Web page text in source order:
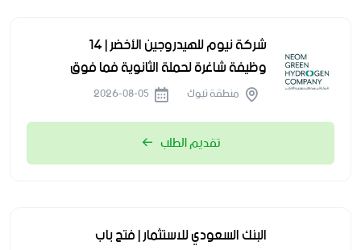
شركة نيوم للهيدروجين الأخضر | 14
وظيفة شاغرة لحملة الثانوية فما فوق
منطقة تبوك
تقديم الطلب
البنك السعودي للاستثمار | فتح باب